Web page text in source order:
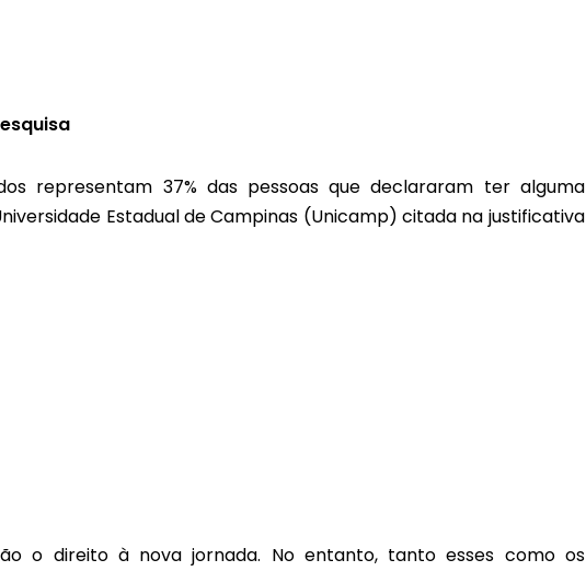
representam 37% das pessoas que declararam ter alguma
Estadual de Campinas (Unicamp) citada na justificativa
o direito à nova jornada. No entanto, tanto esses como os